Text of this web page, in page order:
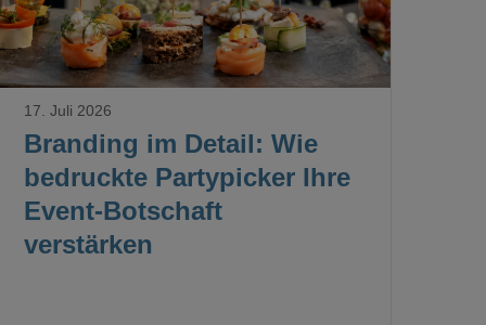
Branding im Detail: Wie
bedruckte Partypicker Ihre
Event-Botschaft
verstärken
17. Juli 2026